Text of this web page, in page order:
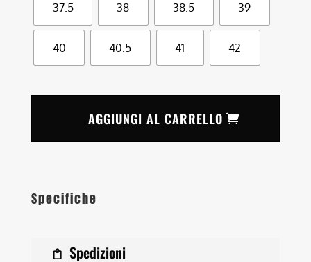
37.5 38 38.5 39
40 40.5 41 42
AGGIUNGI AL CARRELLO
Specifiche
Spedizioni